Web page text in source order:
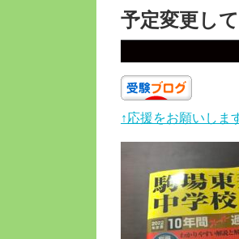
予定変更し
↑応援をお願いしま